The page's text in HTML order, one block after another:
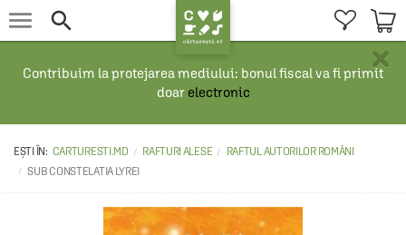
 
×
Contribuim la protejarea mediului: bonul fiscal va fi primit
doar electronic
CARTURESTI.MD RAFTURI ALESE
RAFTUL AUTORILOR ROMÂNI
SUB CONSTELATIA LYREI